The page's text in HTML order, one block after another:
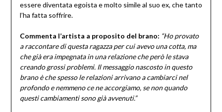
essere diventata egoista e molto simile al suo ex, che tanto
l’ha fatta soffrire.
Commenta l’artista a proposito del brano: “Ho provato
a raccontare di questa ragazza per cui avevo una cotta, ma
che già era impegnata in una relazione che però le stava
creando grossi problemi. Il messaggio nascosto in questo
brano è che spesso le relazioni arrivano a cambiarci nel
profondo e nemmeno ce ne accorgiamo, se non quando
questi cambiamenti sono già avvenuti.”